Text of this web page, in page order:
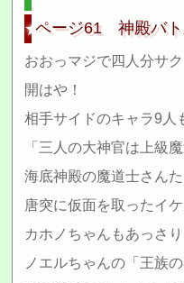
ページ61 神殿バト
おおっマジで四人分サ
開はや！
相手サイドのキャラ9人
「三人の大神官は上級
海底神殿の魔道士さん
唐突に仮面を取ったイ
カホノちゃんもあっさり
ノエルちゃんの「王族